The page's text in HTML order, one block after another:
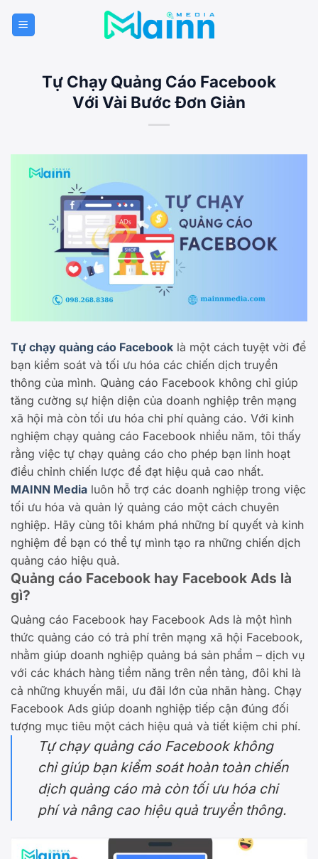
qua
Tự Chạy Quảng Cáo Facebook
Với Vài Bước Đơn Giản
Tự chạy quảng cáo Facebook là một cách tuyệt vời để
bạn kiểm soát và tối ưu hóa các chiến dịch truyền
thông của mình. Quảng cáo Facebook không chỉ giúp
tăng cường sự hiện diện của doanh nghiệp trên mạng
xã hội mà còn tối ưu hóa chi phí quảng cáo. Với kinh
nghiệm chạy quảng cáo Facebook nhiều năm, tôi thấy
rằng việc tự chạy quảng cáo cho phép bạn linh hoạt
điều chỉnh chiến lược để đạt hiệu quả cao nhất.
MAINN Media luôn hỗ trợ các doanh nghiệp trong việc
tối ưu hóa và quản lý quảng cáo một cách chuyên
nghiệp. Hãy cùng tôi khám phá những bí quyết và kinh
nghiệm để bạn có thể tự mình tạo ra những chiến dịch
quảng cáo hiệu quả.
Quảng cáo Facebook hay Facebook Ads là
gì?
Quảng cáo Facebook hay Facebook Ads là một hình
thức quảng cáo có trả phí trên mạng xã hội Facebook,
nhằm giúp doanh nghiệp quảng bá sản phẩm – dịch vụ
với các khách hàng tiềm năng trên nền tảng, đôi khi là
cả những khuyến mãi, ưu đãi lớn của nhãn hàng. Chạy
Facebook Ads giúp doanh nghiệp tiếp cận đúng đối
tượng mục tiêu một cách hiệu quả và tiết kiệm chi phí.
Tự chạy quảng cáo Facebook không
chỉ giúp bạn kiểm soát hoàn toàn chiến
dịch quảng cáo mà còn tối ưu hóa chi
phí và nâng cao hiệu quả truyền thông.